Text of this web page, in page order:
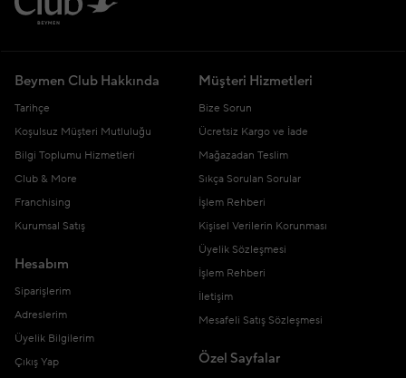
Beymen Club Hakkında
Tarihçe
Koşulsuz Müşteri Mutluluğu
Bilgi Toplumu Hizmetleri
Club & More
Franchising
Kurumsal Satış
Hesabım
Siparişlerim
Adreslerim
Üyelik Bilgilerim
Çıkış Yap
Müşteri Hizmetleri
Bize Sorun
Ücretsiz Kargo ve İade
Mağazadan Teslim
Sıkça Sorulan Sorular
İşlem Rehberi
Kişisel Verilerin Korunması
Üyelik Sözleşmesi
İşlem Rehberi
İletişim
Mesafeli Satış Sözleşmesi
Özel Sayfalar